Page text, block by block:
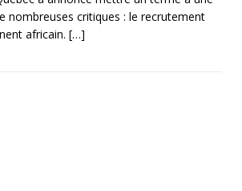
nombreuses critiques : le recrutement
africain. […]